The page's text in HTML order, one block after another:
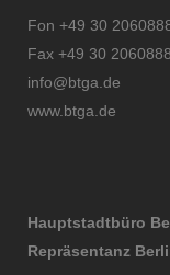
Fon +49 30
Fax +49 30
info@btga.de
www.btga.de
Hauptstadtbüro
Repräsentanz